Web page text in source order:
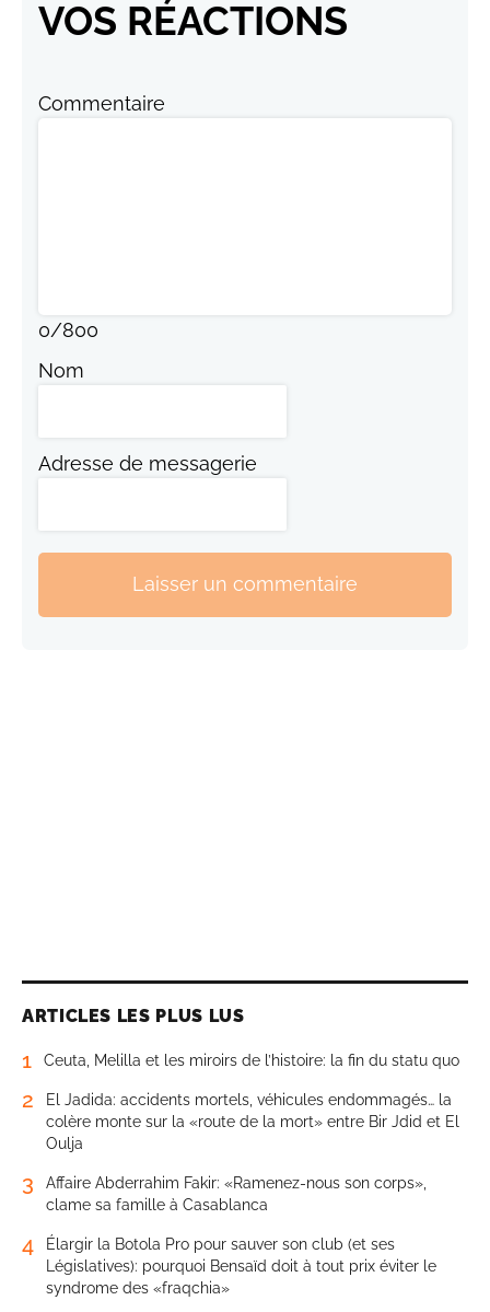
VOS RÉACTIONS
Commentaire
0/800
Nom
Adresse de messagerie
Laisser un commentaire
ARTICLES LES PLUS LUS
1 Ceuta, Melilla et les miroirs de l’histoire: la fin du statu quo
2
El Jadida: accidents mortels, véhicules endommagés… la
colère monte sur la «route de la mort» entre Bir Jdid et El
Oulja
3
Affaire Abderrahim Fakir: «Ramenez-nous son corps»,
clame sa famille à Casablanca
4
Élargir la Botola Pro pour sauver son club (et ses
Législatives): pourquoi Bensaïd doit à tout prix éviter le
syndrome des «fraqchia»